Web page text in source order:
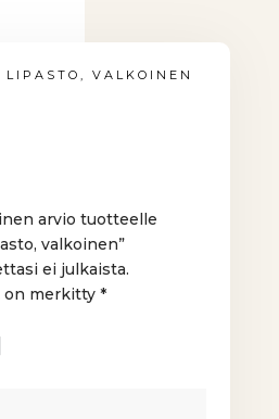
LIPASTO, VALKOINEN
arvio tuotteelle
valkoinen”
ei julkaista.
on merkitty*